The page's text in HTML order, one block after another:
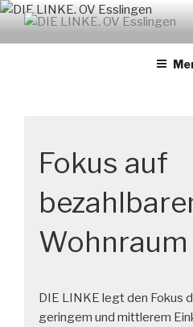
Zum
Inhalt
springenDIE LINKE. OV
Fokus auf
Wohnraum
DIE LINKE legt den Fokus
geringem und mittlerem